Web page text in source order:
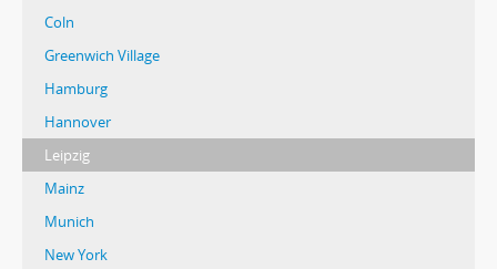
Coln
Greenwich Village
Hamburg
Hannover
Leipzig
Mainz
Munich
New York